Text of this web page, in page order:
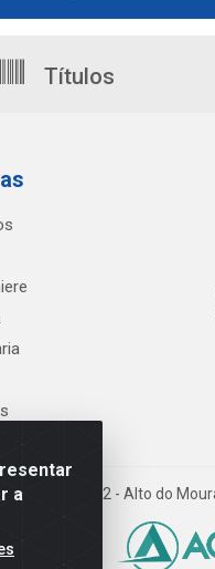
a
Títulos
do Moura, 582 - Alto do